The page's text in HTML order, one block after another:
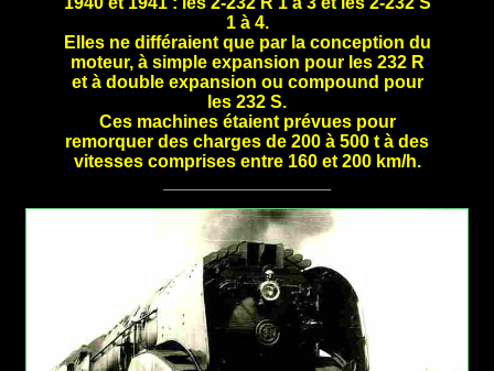
1 à 4.
Elles ne différaient que par la conception du
moteur, à simple expansion pour les 232 R
et à double expansion ou compound pour
les 232 S.
Ces machines étaient prévues pour
remorquer des charges de 200 à 500 t à des
vitesses comprises entre 160 et 200 km/h.